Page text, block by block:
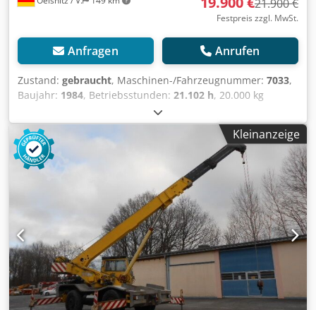
21.900 €
Festpreis zzgl. MwSt.
Anfragen Anrufen
Zustand: gebraucht, Maschinen-/Fahrzeugnummer: 7033,
Baujahr: 1984, Betriebsstunden: 21.102 h, 20.000 kg
Antrieb: Diesel 4x4 Max. Traglast: 20.000 kg bei 3 m, 1.700
kg Traglast bei maximaler Ausladung von 18 m
Gesamtgewicht des Krans: 22.400 kg Transportmaße: 10,86
m x 2,50 m x 4,0 m Drehbereich: 360° Antriebsformel: 4x4
Hydraulische Federung Hubraum: 6.086 cm³ Leistung: 89
kW (121 PS) bei 2.500 U/min Motor: 6-Zylinder Deutz
Dieselmotor, wassergekühlt Getriebe: 4-Gang-
Automatikgetriebe Bereifung: 385/95 R24, Profil vorne 21
mm, hinten 18 mm Codpjzrw E Sofx Aflorf ID 7033 Weitere
technische Daten und zusätzliche Bilder senden wir Ihnen
gerne auf Anfrage zu. Diese Beschreibung stellt kein
verbindliches Angebot dar; Irrtümer und Fehler
vorbehalten, für die Angaben wird keine Gewähr
übernommen.
Kleinanzeige